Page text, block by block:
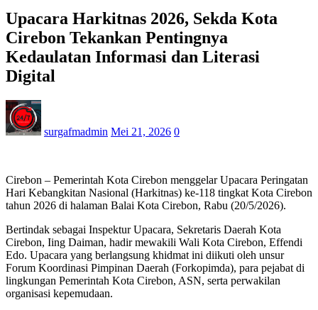
Upacara Harkitnas 2026, Sekda Kota
Cirebon Tekankan Pentingnya
Kedaulatan Informasi dan Literasi
Digital
surgafmadmin Mei 21, 2026 0
Cirebon – Pemerintah Kota Cirebon menggelar Upacara Peringatan
Hari Kebangkitan Nasional (Harkitnas) ke-118 tingkat Kota Cirebon
tahun 2026 di halaman Balai Kota Cirebon, Rabu (20/5/2026).
Bertindak sebagai Inspektur Upacara, Sekretaris Daerah Kota
Cirebon, Iing Daiman, hadir mewakili Wali Kota Cirebon, Effendi
Edo. Upacara yang berlangsung khidmat ini diikuti oleh unsur
Forum Koordinasi Pimpinan Daerah (Forkopimda), para pejabat di
lingkungan Pemerintah Kota Cirebon, ASN, serta perwakilan
organisasi kepemudaan.